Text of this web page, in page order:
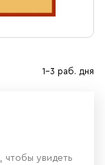
1-3 раб. дня
, чтобы увидеть